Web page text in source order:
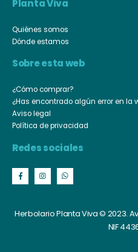
Planta Viva
Quiénes somos
Dónde estamos
Sobre esta web
¿Cómo comprar?
¿Has encontrado algún error en la
Aviso legal
Política de privacidad
Redes sociales
Herbolario Planta Viva © 2023.
NIF